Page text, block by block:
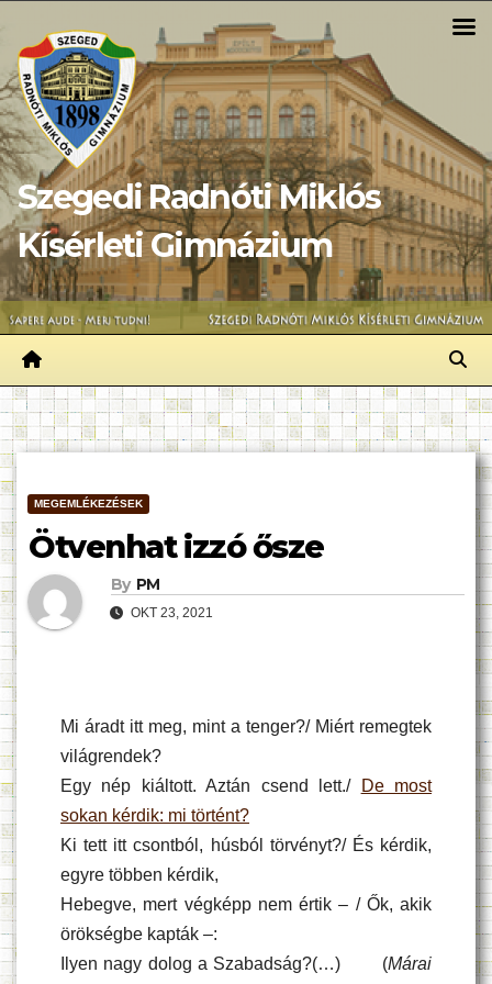
content
Szegedi Radnóti Miklós
Kísérleti Gimnázium
MEGEMLÉKEZÉSEK
Ötvenhat izzó ősze
By PM
OKT 23, 2021
Mi áradt itt meg, mint a tenger?/ Miért remegtek
világrendek?
Egy nép kiáltott. Aztán csend lett./
De most
sokan kérdik: mi történt?
Ki tett itt csontból, húsból törvényt?/ És kérdik,
egyre többen kérdik,
Hebegve, mert végképp nem értik – / Ők, akik
örökségbe kapták –:
Ilyen nagy dolog a Szabadság?(…) (Márai